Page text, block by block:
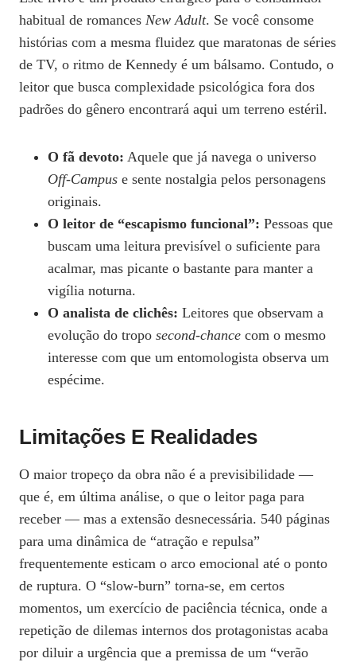
habitual de romances New Adult. Se você consome
histórias com a mesma fluidez que maratonas de séries
de TV, o ritmo de Kennedy é um bálsamo. Contudo, o
leitor que busca complexidade psicológica fora dos
padrões do gênero encontrará aqui um terreno estéril.
O fã devoto: Aquele que já navega o universo
Off-Campus e sente nostalgia pelos personagens
originais.
O leitor de “escapismo funcional”: Pessoas que
buscam uma leitura previsível o suficiente para
acalmar, mas picante o bastante para manter a
vigília noturna.
O analista de clichês: Leitores que observam a
evolução do tropo second-chance com o mesmo
interesse com que um entomologista observa um
espécime.
Limitações E Realidades
O maior tropeço da obra não é a previsibilidade —
que é, em última análise, o que o leitor paga para
receber — mas a extensão desnecessária. 540 páginas
para uma dinâmica de “atração e repulsa”
frequentemente esticam o arco emocional até o ponto
de ruptura. O “slow-burn” torna-se, em certos
momentos, um exercício de paciência técnica, onde a
repetição de dilemas internos dos protagonistas acaba
por diluir a urgência que a premissa de um “verão